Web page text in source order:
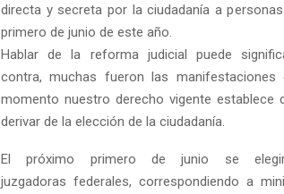
directa y secreta por la ciudadanía a
primero de junio de este año.
Hablar de la reforma judicial puede
contra, muchas fueron las
momento nuestro derecho vigente establece
derivar de la elección de la ciudadanía.
El próximo primero de junio se
juzgadoras federales, correspondiendo a